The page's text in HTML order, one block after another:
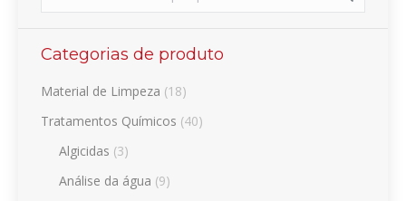
Categorias de produto
Material de Limpeza (18)
Tratamentos Químicos (40)
Algicidas (3)
Análise da água (9)